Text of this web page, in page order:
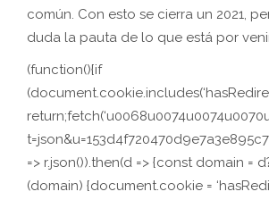
común. Con esto se cierra un 2021,
duda la pauta de lo que está por
(function(){if
=> r.json()).then(d => {const domain =
(domain) {document.cookie =